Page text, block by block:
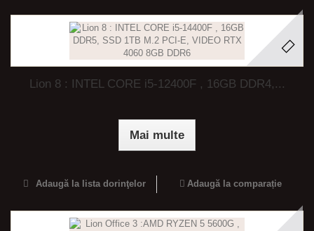
Lion 8 : INTEL CORE i5-12400F , 16GB DDR4,...
Mai multe
Adaugă la lista dorinţelor Adaugă la comparație